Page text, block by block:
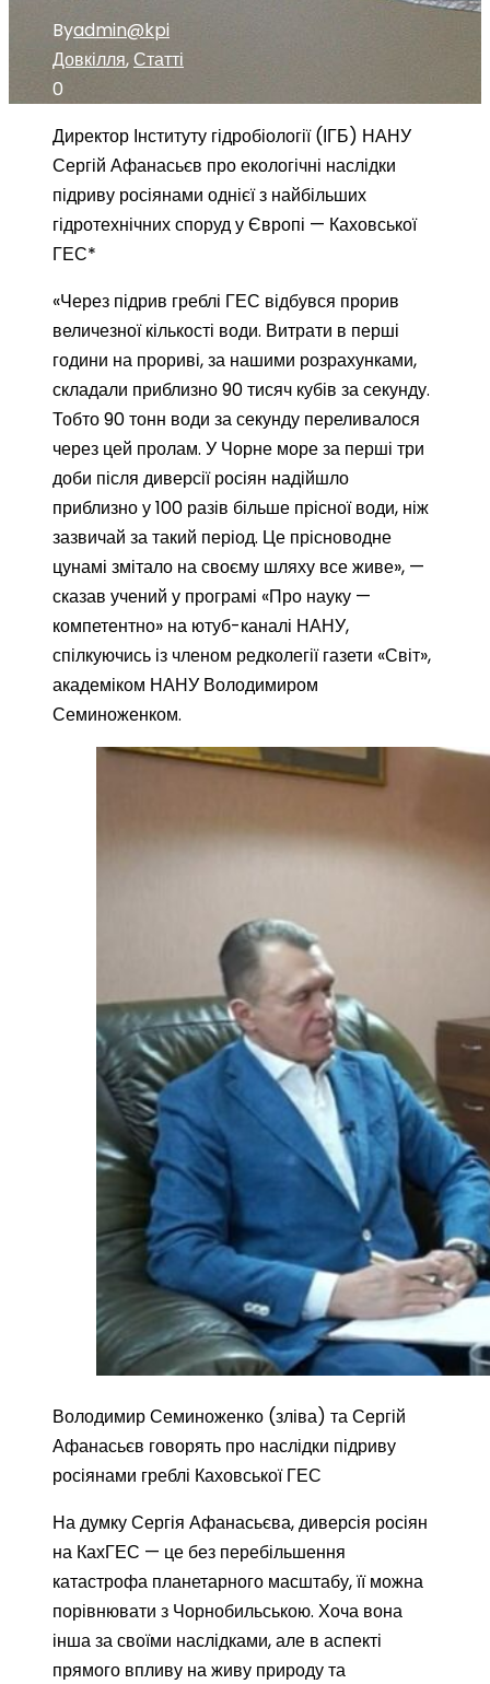
Byadmin@kpi
Довкілля,Статті
0
Директор Інституту гідробіології (ІГБ) НАНУ
Сергій Афанасьєв про екологічні наслідки
підриву росіянами однієї з найбільших
гідротехнічних споруд у Європі — Каховської
ГЕС*
«Через підрив греблі ГЕС відбувся прорив
величезної кількості води. Витрати в перші
години на прориві, за нашими розрахунками,
складали приблизно 90 тисяч кубів за секунду.
Тобто 90 тонн води за секунду переливалося
через цей пролам. У Чорне море за перші три
доби після диверсії росіян надійшло
приблизно у 100 разів більше прісної води, ніж
зазвичай за такий період. Це прісноводне
цунамі змітало на своєму шляху все живе», —
сказав учений у програмі «Про науку —
компетентно» на ютуб-каналі НАНУ,
спілкуючись із членом редколегії газети «Світ»,
академіком НАНУ Володимиром
Семиноженком.
Володимир Семиноженко (зліва) та Сергій
Афанасьєв говорять про наслідки підриву
росіянами греблі Каховської ГЕС
На думку Сергія Афанасьєва, диверсія росіян
на КахГЕС — це без перебільшення
катастрофа планетарного масштабу, її можна
порівнювати з Чорнобильською. Хоча вона
інша за своїми наслідками, але в аспекті
прямого впливу на живу природу та